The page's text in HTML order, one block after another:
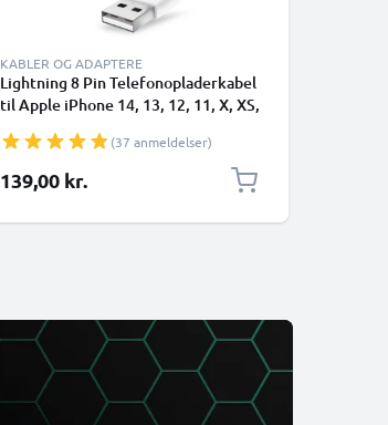
KABLER OG ADAPTERE
Lightning 8 Pin Telefonopladerkabel
til Apple iPhone 14, 13, 12, 11, X, XS,
Smartphone datakabel hvid
(37 anmeldelser)
139,00 kr.